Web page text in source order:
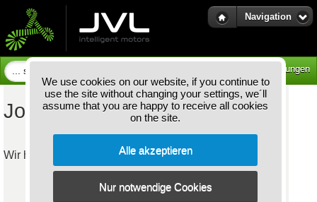
We use cookies on our website, if you continue to
use the site without changing your settings, we´ll
assume that you are happy to receive all cookies
on the site.
Alle akzeptieren
Nur notwendige Cookies
Cookie-Einstellungen
Cookie-Einstellungen
Navigation
Jobs
Wir haben derzeit keine offenen Stellen.